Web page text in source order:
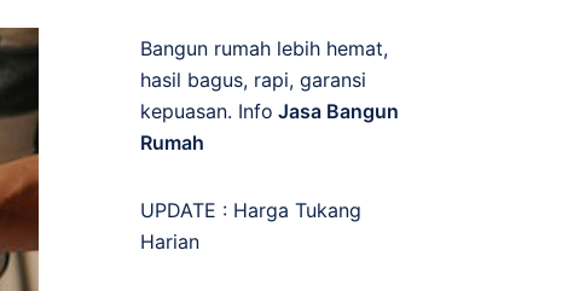
Bangun rumah lebih hemat,
hasil bagus, rapi, garansi
kepuasan. Info Jasa Bangun
Rumah
UPDATE : Harga Tukang
Harian